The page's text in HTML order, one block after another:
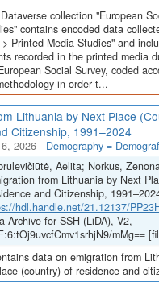
collection "European
contains encoded data
Printed Media Studies" and
recorded in the printed media
Social Survey, coded
in order t...
Lithuania by Next Place
Citizenship, 1991–2024
2026 - Demography =
Aelita; Norkus,
from Lithuania by Next
and Citizenship,
hdl.handle.net/21.12137/
Archive for SSH (LiDA), V2,
mMg==
data on emigration from
(country) of residence and